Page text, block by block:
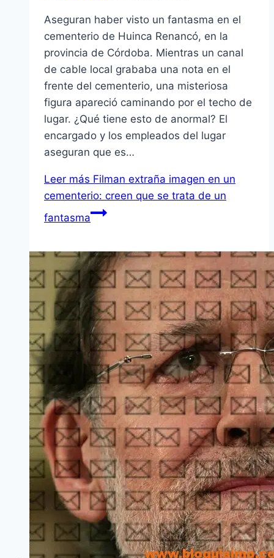
Aseguran haber visto un fantasma en el
cementerio de Huinca Renancó, en la
provincia de Córdoba. Mientras un canal
de cable local grababa una nota en el
frente del cementerio, una misteriosa
figura apareció caminando por el techo de
lugar. ¿Qué tiene esto de anormal? El
encargado y los empleados del lugar
aseguran que es…
Leer más Filman extraña imagen en un
cementerio: creen que se trata de un
fantasma